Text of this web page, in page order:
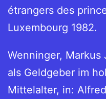
étrangers des
Luxembourg 1982.
Wenninger,
als Geldgeber im
Mittelalter, in: